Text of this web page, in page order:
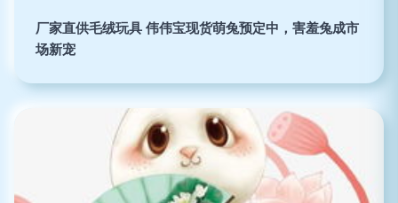
厂家直供毛绒玩具 伟伟宝现货萌兔预定中，害羞兔成市
场新宠